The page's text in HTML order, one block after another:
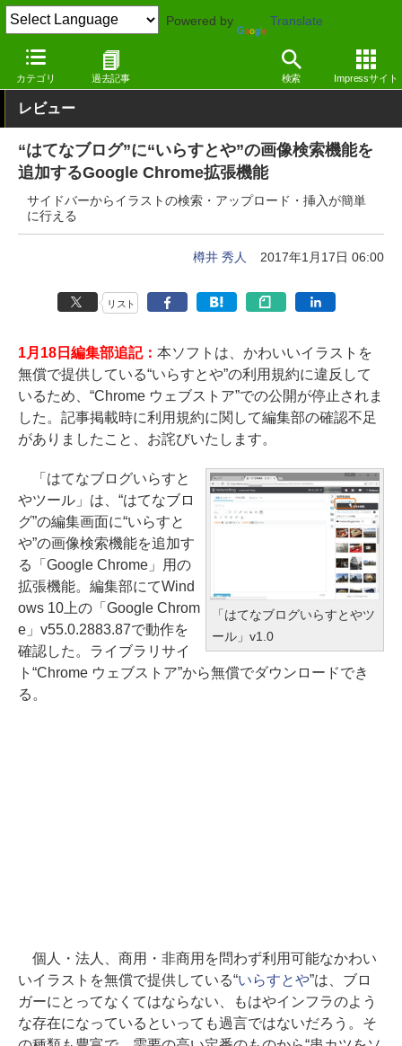
Powered by Translate
カテゴリ 過去記事 検索 Impressサイト
窓の杜 インターネット Google Chrome
レビュー
“はてなブログ”に“いらすとや”の画像検索機能を
追加するGoogle Chrome拡張機能
サイドバーからイラストの検索・アップロード・挿入が簡単
に行える
樽井 秀人 2017年1月17日 06:00
リスト
1月18日編集部追記： 本ソフトは、かわいいイラストを
無償で提供している“いらすとや”の利用規約に違反して
いるため、“Chrome ウェブストア”での公開が停止されま
した。記事掲載時に利用規約に関して編集部の確認不足
がありましたこと、お詫びいたします。
「はてなブログいらすとやツ
ール」v1.0
「はてなブログいらすと
やツール」は、“はてなブロ
グ”の編集画面に“いらすと
や”の画像検索機能を追加す
る「Google Chrome」用の
拡張機能。編集部にてWind
ows 10上の「Google Chrom
e」v55.0.2883.87で動作を
確認した。ライブラリサイ
ト“Chrome ウェブストア”から無償でダウンロードでき
る。
個人・法人、商用・非商用を問わず利用可能なかわい
いイラストを無償で提供している“いらすとや”は、ブロ
ガーにとってなくてはならない、もはやインフラのよう
な存在になっているといっても過言ではないだろう。そ